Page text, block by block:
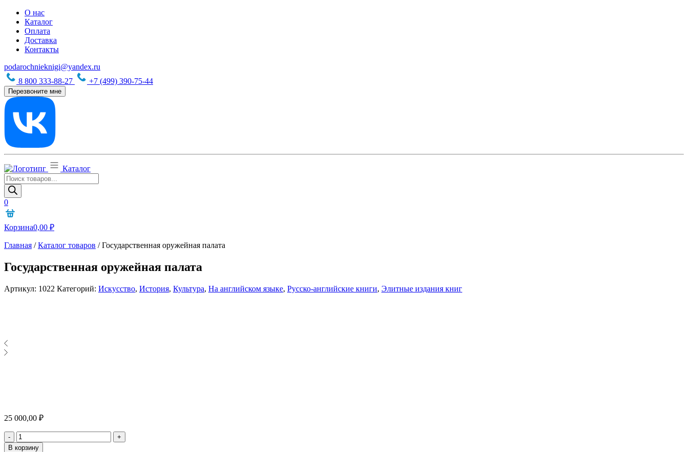
О нас
Каталог
Оплата
Доставка
Контакты
podarochnieknigi@yandex.ru
8 800 333-88-27
+7 (499) 390-75-44
Перезвоните мне
Каталог
Поиск
товаров
0
Корзина0,00 ₽
Главная /Каталог товаров /Государственная оружейная палата
Государственная оружейная палата
Артикул: 1022 Категорий: Искусство, История, Культура, На английском языке, Русско-английские книги, Элитные издания книг
25 000,00 ₽
- Количество
+
В корзину